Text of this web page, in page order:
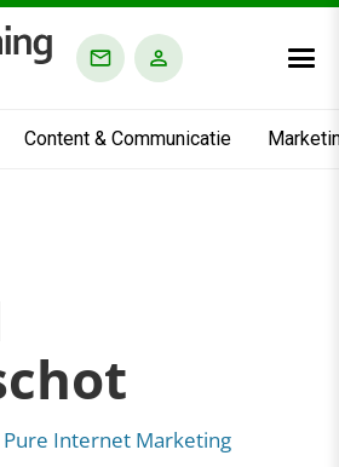
Content & Communicatie
Pure Internet Marketing